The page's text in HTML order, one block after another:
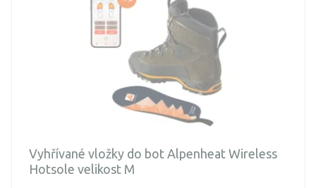
Vyhřívané vložky do bot Alpenheat Wireless
Hotsole velikost M